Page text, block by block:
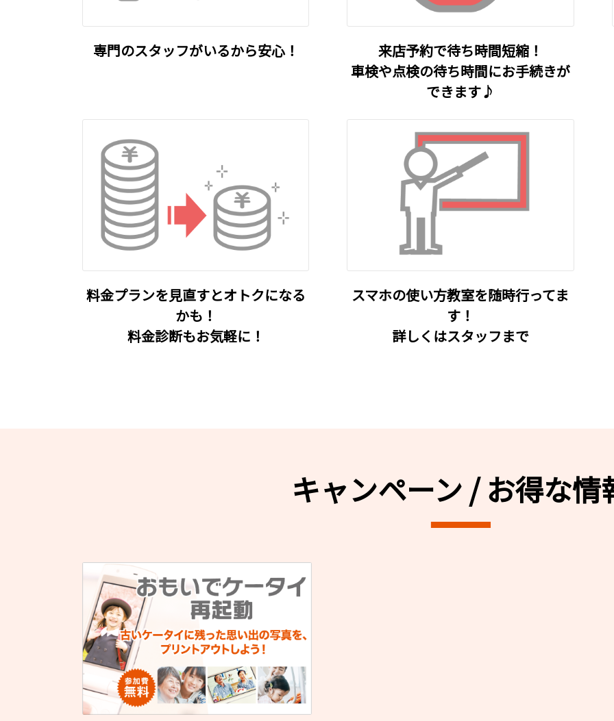
専門のスタッフがいるから安心！
来店予約で待ち時間短縮！
車検や点検の待ち時間にお手続きが
できます♪
料金プランを見直すとオトクになる
かも！
料金診断もお気軽に！
スマホの使い方教室を随時行ってま
す！
詳しくはスタッフまで
キャンペーン / お得な情